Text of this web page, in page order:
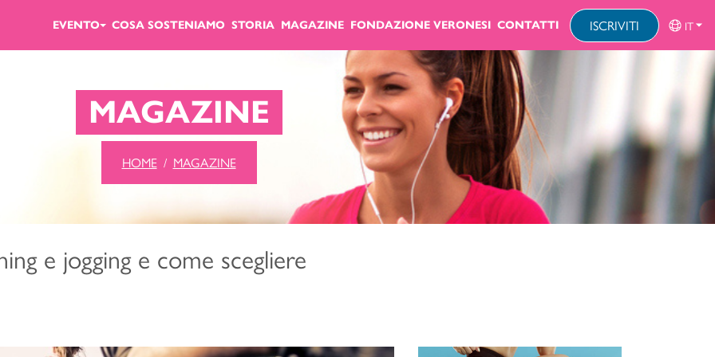
IT
EVENTO COSA SOSTENIAMO STORIA MAGAZINE FONDAZIONE VERONESI CONTATTI ISCRIVITI
MAGAZINE
HOME MAGAZINE
e jogging e come scegliere